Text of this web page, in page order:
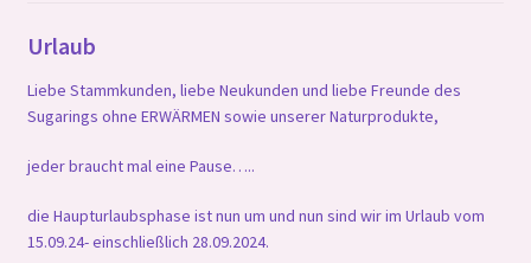
Urlaub
Liebe Stammkunden, liebe Neukunden und liebe Freunde des
Sugarings ohne ERWÄRMEN sowie unserer Naturprodukte,
jeder braucht mal eine Pause…..
die Haupturlaubsphase ist nun um und nun sind wir im Urlaub vom
15.09.24- einschließlich 28.09.2024.